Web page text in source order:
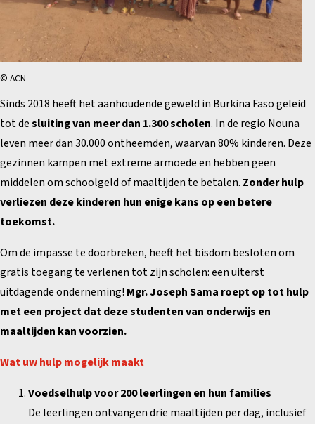
© ACN
Sinds 2018 heeft het aanhoudende geweld in Burkina Faso geleid
tot desluiting van meer dan 1.300 scholen. In de regio Nouna
leven meer dan 30.000 ontheemden, waarvan 80% kinderen. Deze
gezinnen kampen met extreme armoede en hebben geen
middelen om schoolgeld of maaltijden te betalen. Zonder hulp
verliezen deze kinderen hun enige kans op een betere
toekomst.
Om de impasse te doorbreken, heeft het bisdom besloten om
gratis toegang te verlenen tot zijn scholen: een uiterst
uitdagende onderneming! Mgr. Joseph Sama roept op tot hulp
met een project dat deze studenten van onderwijs en
maaltijden kan voorzien.
Wat uw hulp mogelijk maakt
Voedselhulp voor 200 leerlingen en hun families
De leerlingen ontvangen drie maaltijden per dag, inclusief